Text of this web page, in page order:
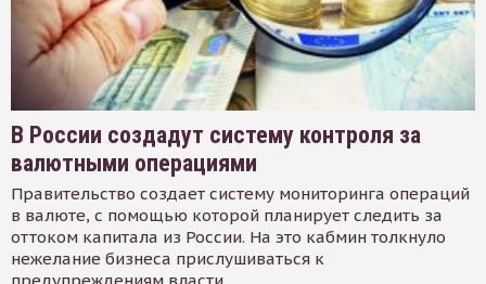
В России создадут систему контроля за
валютными операциями
Правительство создает систему мониторинга операций
в валюте, с помощью которой планирует следить за
оттоком капитала из России. На это кабмин толкнуло
нежелание бизнеса прислушиваться к